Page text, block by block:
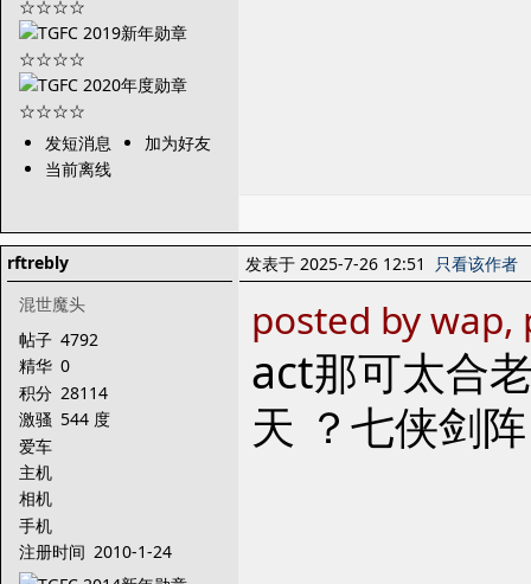
发短消息
加为好友
当前离线
rftrebly
混世魔头
帖子 4792
精华 0
积分 28114
激骚 544 度
爱车
主机
相机
手机
注册时间 2010-1-24
发表于 2025-7-26 12:51 只看该作者
posted by
act那可太合
天 ？七侠剑